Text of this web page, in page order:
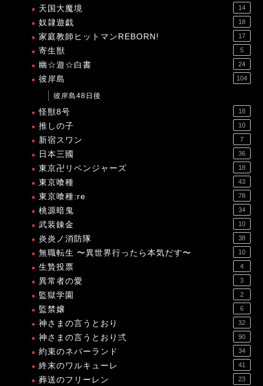
天国大魔境 14
奴隷遊戯 18
家庭教師ヒットマンREBORN! 17
寄生獣 5
幽☆遊☆白書 24
彼岸島 104
彼岸島48日後
怪獣8号 18
推しの子 10
新宿スワン 7
日本三國 36
東京卍リベンジャーズ 18
東京喰種 43
東京喰種:re 78
桃源暗鬼 34
武装錬金 10
炎炎ノ消防隊 38
無職転生 〜異世界行ったら本気だす〜 10
生贄投票 4
異常者の愛 3
監獄学園 2
監禁嬢 6
神さまの言うとおり 32
神さまの言うとおり弍 90
約束のネバーランド 34
終末のワルキューレ 41
葬送のフリーレン 23